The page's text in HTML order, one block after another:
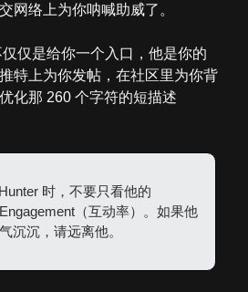
网络上为你呐喊助威了。
仅是给你一个入口，他是你的
特上为你发帖，在社区里为你背
化那 260 个字符的短描述
时，不要只看他的
（互动率）。如果他
沉沉，请远离他。